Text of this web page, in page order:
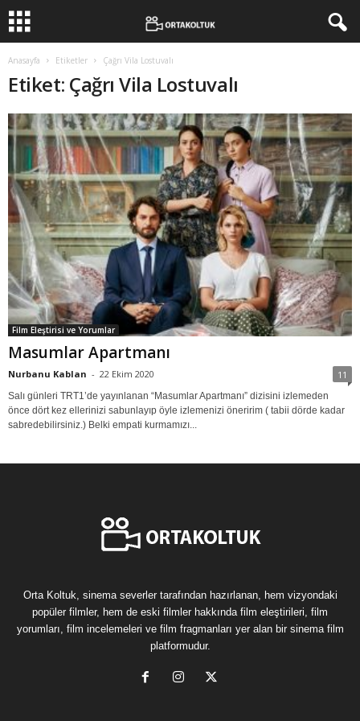
Anasayfa Etiketler Çağrı Vila Lostuvalı
Etiket: Çağrı Vila Lostuvalı
Film Eleştirisi ve Yorumlar
Masumlar Apartmanı
Nurbanu Kablan - 22 Ekim 2020 11
Salı günleri TRT1’de yayınlanan “Masumlar Apartmanı” dizisini izlemeden
önce dört kez ellerinizi sabunlayıp öyle izlemenizi öneririm ( tabii dörde kadar
sabredebilirsiniz.) Belki empati kurmamızı...
Orta Koltuk, sinema severler tarafından hazırlanan, hem vizyondaki
popüler filmler, hem de eski filmler hakkında film eleştirileri, film
yorumları, film incelemeleri ve film fragmanları yer alan bir sinema film
platformudur.